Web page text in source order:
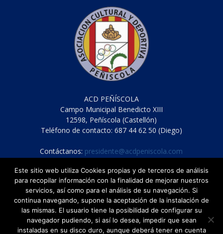
ACD PEÑÍSCOLA
Campo Municipal Benedicto XIII
12598, Peñíscola (Castellón)
Teléfono de contacto: 687 44 62 50 (Diego)
Contáctanos: presidente@acdpeniscola.com
Cláusula de protección de datos
Este sitio web utiliza Cookies propias y de terceros de análisis
para recopilar información con la finalidad de mejorar nuestros
servicios, así como para el análisis de su navegación. Si
continua navegando, supone la aceptación de la instalación de
las mismas. El usuario tiene la posibilidad de configurar su
navegador pudiendo, si así lo desea, impedir que sean
instaladas en su disco duro, aunque deberá tener en cuenta